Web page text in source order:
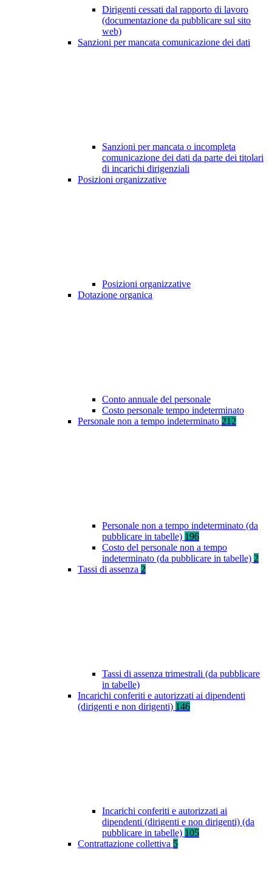
Dirigenti cessati dal rapporto di lavoro
(documentazione da pubblicare sul sito
web)
Sanzioni per mancata comunicazione dei dati
Sanzioni per mancata o incompleta
comunicazione dei dati da parte dei titolari
di incarichi dirigenziali
Posizioni organizzative
Posizioni organizzative
Dotazione organica
Conto annuale del personale
Costo personale tempo indeterminato
Personale non a tempo indeterminato 212
Personale non a tempo indeterminato (da
pubblicare in tabelle) 196
Costo del personale non a tempo
indeterminato (da pubblicare in tabelle) 2
Tassi di assenza 2
Tassi di assenza trimestrali (da pubblicare
in tabelle)
Incarichi conferiti e autorizzati ai dipendenti
(dirigenti e non dirigenti) 146
Incarichi conferiti e autorizzati ai
dipendenti (dirigenti e non dirigenti) (da
pubblicare in tabelle) 105
Contrattazione collettiva 5